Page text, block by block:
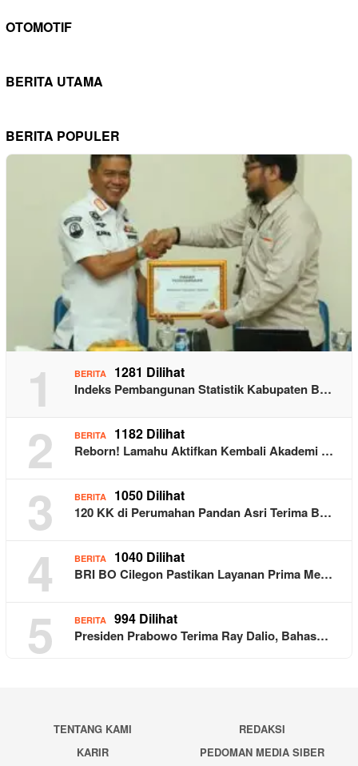
OTOMOTIF
BERITA UTAMA
BERITA POPULER
1 BERITA 1281 Dilihat
Indeks Pembangunan Statistik Kabupaten B…
2 BERITA 1182 Dilihat
Reborn! Lamahu Aktifkan Kembali Akademi …
3 BERITA 1050 Dilihat
120 KK di Perumahan Pandan Asri Terima B…
4 BERITA 1040 Dilihat
BRI BO Cilegon Pastikan Layanan Prima Me…
5 BERITA 994 Dilihat
Presiden Prabowo Terima Ray Dalio, Bahas…
TENTANG KAMI
REDAKSI
KARIR
PEDOMAN MEDIA SIBER